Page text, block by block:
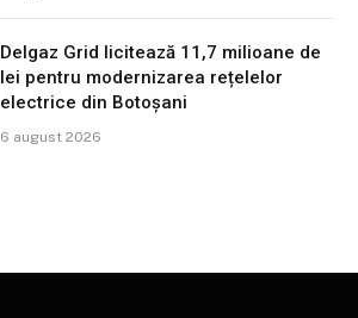
Delgaz Grid licitează 11,7 milioane de
lei pentru modernizarea rețelelor
electrice din Botoșani
6 august 2026